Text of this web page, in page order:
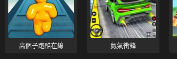
高個子跑酷在線 氮氣衝鋒